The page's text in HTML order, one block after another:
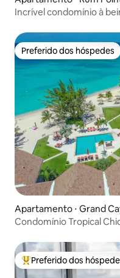
Incrível condomínio à
Preferido dos hóspedes
Preferido dos hóspedes
Apartamento ⋅ Grand
Condomínio Tropical
Entre os melhores
Preferido dos